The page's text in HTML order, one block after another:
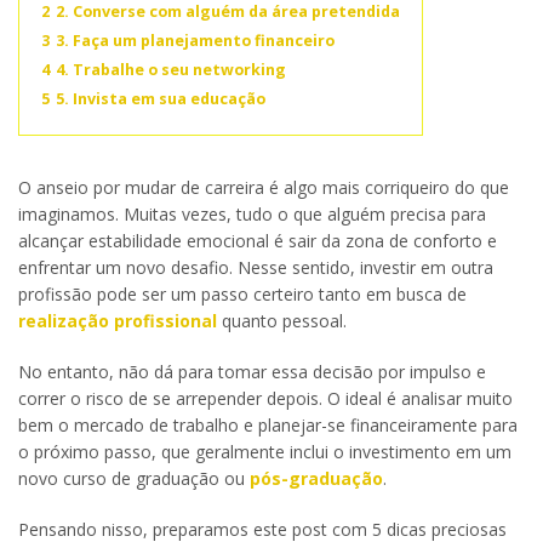
2 2. Converse com alguém da área pretendida
3 3. Faça um planejamento financeiro
4 4. Trabalhe o seu networking
5 5. Invista em sua educação
O anseio por mudar de carreira é algo mais corriqueiro do que
imaginamos. Muitas vezes, tudo o que alguém precisa para
alcançar estabilidade emocional é sair da zona de conforto e
enfrentar um novo desafio. Nesse sentido, investir em outra
profissão pode ser um passo certeiro tanto em busca de
realização profissional quanto pessoal.
No entanto, não dá para tomar essa decisão por impulso e
correr o risco de se arrepender depois. O ideal é analisar muito
bem o mercado de trabalho e planejar-se financeiramente para
o próximo passo, que geralmente inclui o investimento em um
novo curso de graduação ou pós-graduação.
Pensando nisso, preparamos este post com 5 dicas preciosas